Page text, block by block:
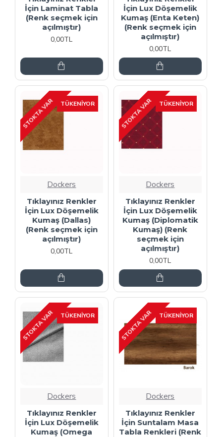
İçin Laminat Tabla
(Renk seçmek için
açılmıştır)
0,00TL
İçin Lux Döşemelik
Kumaş (Enta Keten)
(Renk seçmek için
açılmıştır)
0,00TL
TÜKENIYOR
STOKTA VAR
Dockers
Tıklayınız Renkler
İçin Lux Döşemelik
Kumaş (Dallas)
(Renk seçmek için
açılmıştır)
0,00TL
TÜKENIYOR
STOKTA VAR
Dockers
Tıklayınız Renkler
İçin Lux Döşemelik
Kumaş (Diplomatik
Kumaş) (Renk
seçmek için
açılmıştır)
0,00TL
TÜKENIYOR
STOKTA VAR
Dockers
Tıklayınız Renkler
İçin Lux Döşemelik
Kumaş (Omega
TÜKENIYOR
STOKTA VAR
Dockers
Tıklayınız Renkler
İçin Suntalam Masa
Tabla Renkleri (Renk